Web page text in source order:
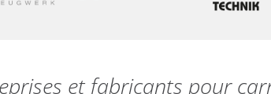
et fabricants pour